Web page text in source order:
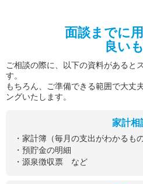
面談までに
良い
ご相談の際に、以下の資料があると
す。
もちろん、ご準備できる範囲で大丈
ングいたします。
家計相
・家計簿（毎月の支出がわかるもの
・預貯金の明細
・源泉徴収票 など